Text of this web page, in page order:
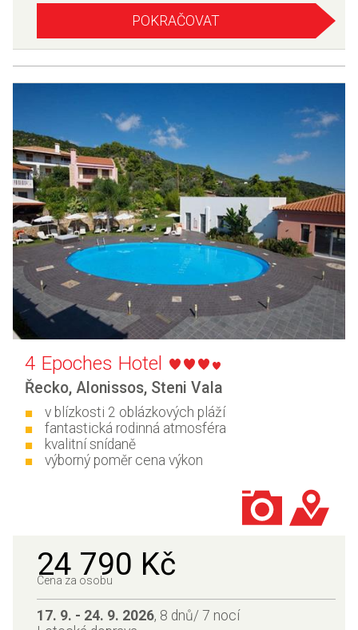
POKRAČOVAT
4 Epoches Hotel
Řecko, Alonissos, Steni Vala
v blízkosti 2 oblázkových pláží
fantastická rodinná atmosféra
kvalitní snídaně
výborný poměr cena výkon
24 790 Kč
Cena za osobu
17. 9. - 24. 9. 2026, 8 dnů/ 7 nocí